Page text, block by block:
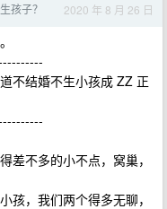
孩子？ 2020 年 8 月 26 日
不结婚不生小孩成 ZZ 正
差不多的小不点，窝巢，
孩，我们两个得多无聊，